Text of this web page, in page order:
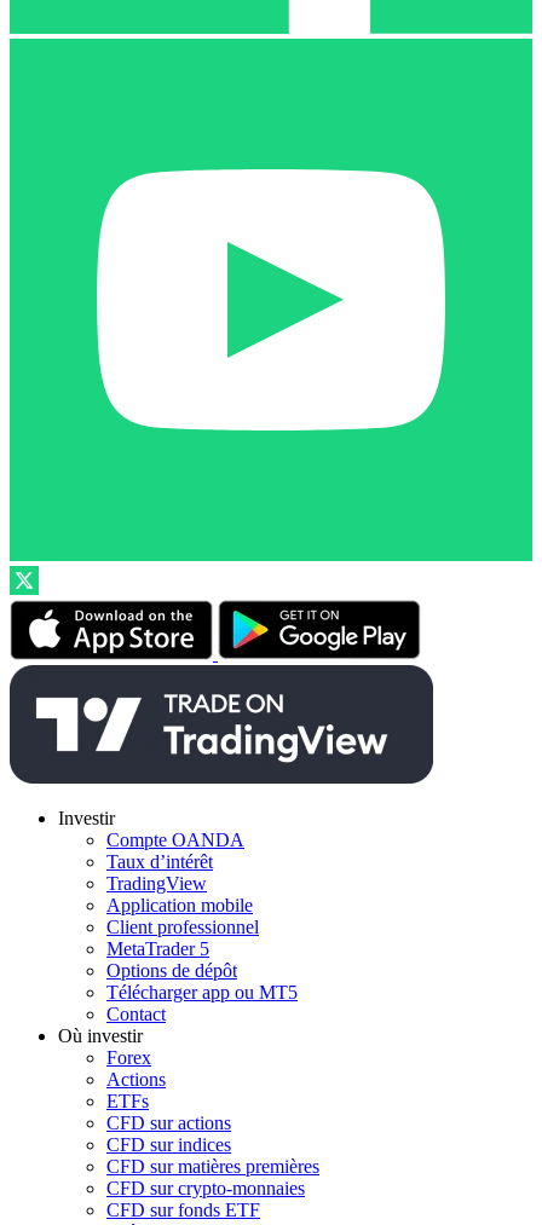
Investir
Compte OANDA
Taux d’intérêt
TradingView
Application mobile
Client professionnel
MetaTrader 5
Options de dépôt
Télécharger app ou MT5
Contact
Où investir
Forex
Actions
ETFs
CFD sur actions
CFD sur indices
CFD sur matières premières
CFD sur crypto-monnaies
CFD sur fonds ETF